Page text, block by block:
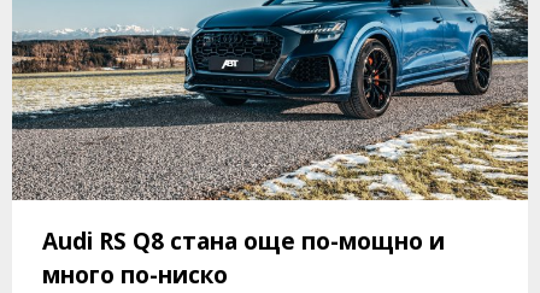
Audi RS Q8 стана още по-мощно и
много по-ниско